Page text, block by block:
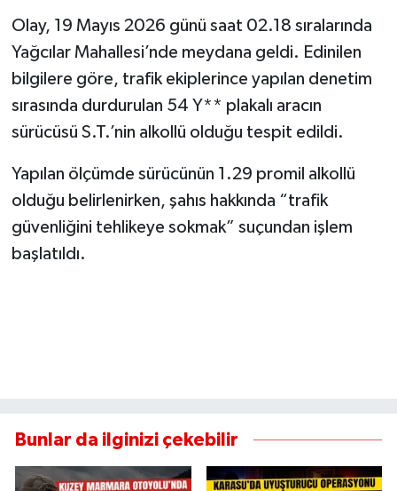
Olay, 19 Mayıs 2026 günü saat 02.18 sıralarında
Yağcılar Mahallesi’nde meydana geldi. Edinilen
bilgilere göre, trafik ekiplerince yapılan denetim
sırasında durdurulan 54 Y** plakalı aracın
sürücüsü S.T.’nin alkollü olduğu tespit edildi.
Yapılan ölçümde sürücünün 1.29 promil alkollü
olduğu belirlenirken, şahıs hakkında “trafik
güvenliğini tehlikeye sokmak” suçundan işlem
başlatıldı.
Bunlar da ilginizi çekebilir